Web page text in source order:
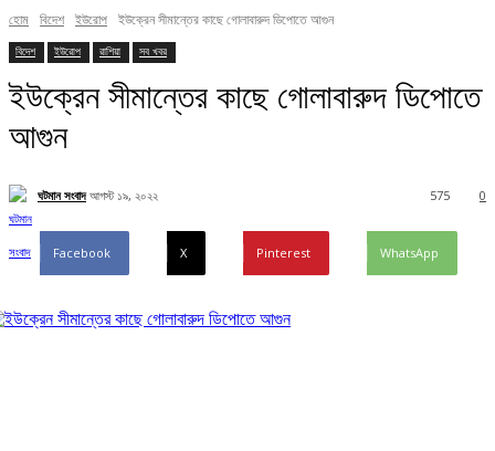
হোম বিদেশ ইউরোপ ইউক্রেন সীমান্তের কাছে গোলাবারুদ ডিপোতে আগুন
বিদেশ ইউরোপ রাশিয়া সব খবর
ইউক্রেন সীমান্তের কাছে গোলাবারুদ ডিপোতে
আগুন
ঘটমান সংবাদ আগস্ট ১৯, ২০২২ 0
575
Facebook X Pinterest WhatsApp